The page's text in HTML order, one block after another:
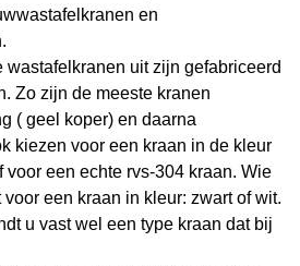
en
wastafelkranen uit zijn gefabriceerd
Zo zijn de meeste kranen
( geel koper) en daarna
kiezen voor een kraan in de kleur
een echte rvs-304 kraan. Wie
een kraan in kleur: zwart of wit.
u vast wel een type kraan dat bij